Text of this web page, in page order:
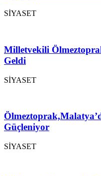
SİYASET
Milletvekili
Geldi
SİYASET
Güçleniyor
SİYASET